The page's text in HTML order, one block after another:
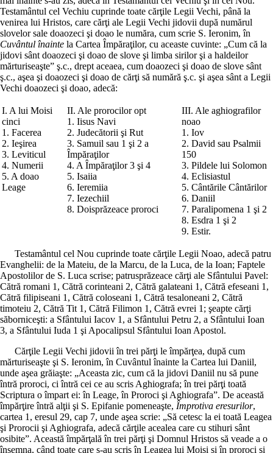
Testamântul cel Vechiu cuprinde toate cărţile Legii Vechi, până la
venirea lui Hristos, care cărţi ale Legii Vechi jidovii după numărul
slovelor sale doaozeci şi doao le număra, cum scrie S. Ieronim, în
Cuvântul înainte la Cartea Împăraţilor, cu aceaste cuvinte: „Cum că la
jidovi sânt doaozeci şi doao de slove şi limba sirilor şi a haldeilor
mărturiseaşte” ş.c., drept aceaea, cum doaozeci şi doao de slove sânt
ş.c., aşea şi doaozeci şi doao de cărţi să numără ş.c. şi aşea sânt a Legii
Vechi doaozeci şi doao, adecă:
I. A lui Moisi
cinci
1. Facerea
2. Ieşirea
3. Leviticul
4. Numerii
5. A doao
Leage
II. Ale prorocilor opt
1. Iisus Navi
2. Judecătorii şi Rut
3. Samuil sau 1 şi 2 a
Împăraţilor
4. A Împăraţilor 3 şi 4
5. Isaiia
6. Ieremiia
7. Iezechiil
8. Doisprăzeace proroci
III. Ale aghiografilor
noao
1. Iov
2. David sau Psalmii
150
3. Pildele lui Solomon
4. Eclisiastul
5. Cântările Cântărilor
6. Daniil
7. Paralipomena 1 şi 2
8. Esdra 1 şi 2
9. Estir.
Testamântul cel Nou cuprinde toate cărţile Legii Noao, adecă patru
Evanghelii: de la Mateiu, de la Marcu, de la Luca, de la Ioan; Faptele
Apostolilor de S. Luca scrise; patrusprăzeace cărţi ale Sfântului Pavel:
Cătră romani 1, Cătră corinteani 2, Cătră galateani 1, Cătră efeseani 1,
Cătră filipiseani 1, Cătră coloseani 1, Cătră tesaloneani 2, Cătră
timoteiu 2, Cătră Tit 1, Cătră Filimon 1, Cătră evrei 1; şeapte cărţi
săborniceşti: a Sfântului Iacov 1, a Sfântului Petru 2, a Sfântului Ioan
3, a Sfântului Iuda 1 şi Apocalipsul Sfântului Ioan Apostol.
Cărţile Legii Vechi jidovii în trei părţi le împărţea, după cum
mărturiseaşte şi S. Ieronim, în Cuvântul înainte la Cartea lui Daniil,
unde aşea grăiaşte: „Aceasta zic, cum că la jidovi Daniil nu să pune
întră proroci, ci întră cei ce au scris Aghiografa; în trei părţi toată
Scriptura o împart ei: în Leage, în Proroci şi Aghiografa”. De această
împărţire întră alţii şi S. Epifanie pomeneaşte, Împrotiva eresurilor,
cartea 1, eresul 29, cap 7, unde aşea scrie: „Să cetesc la ei toată Leagea
şi Prorocii şi Aghiografa, adecă cărţile acealea care cu stihuri sânt
osibite”. Această împărţală în trei părţi şi Domnul Hristos să veade a o
însemna, când toate care s-au scris în Leagea lui Moisi şi în proroci şi